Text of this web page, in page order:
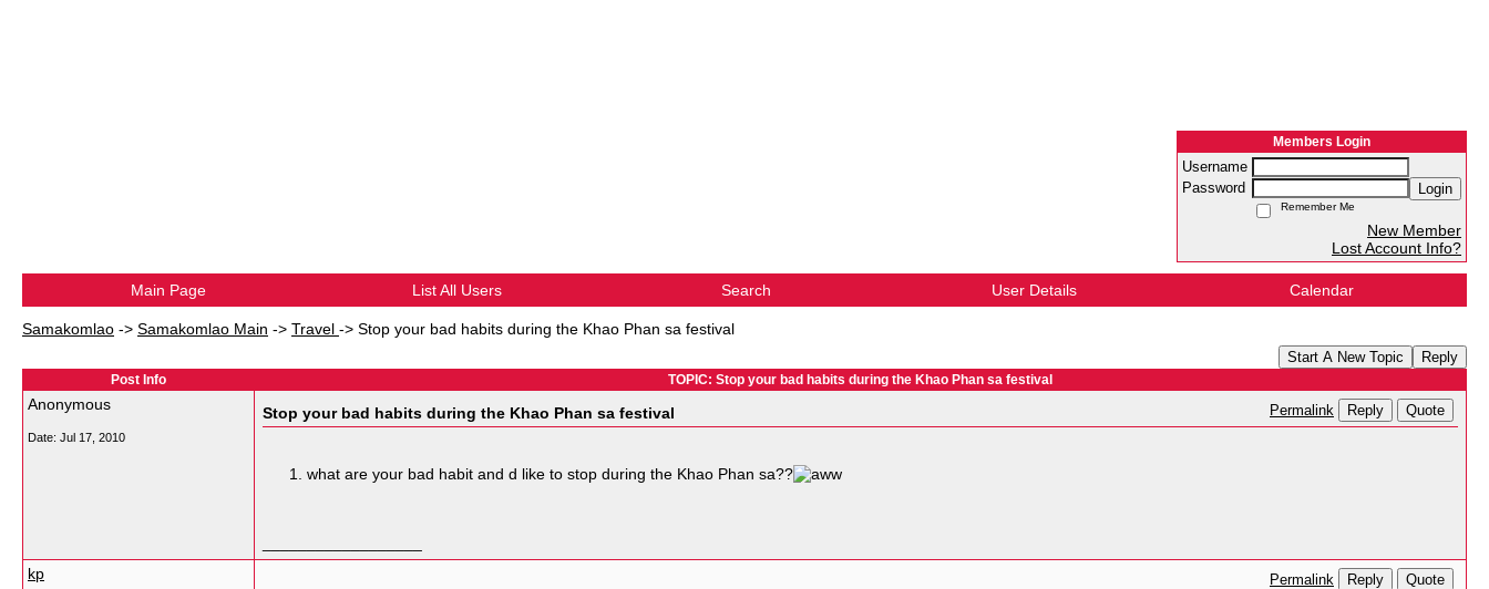
Members Login
Username
Password
Login
Remember Me
New Member
Lost Account Info?
Main Page List All Users Search User Details Calendar
Samakomlao -> Samakomlao Main -> Travel -> Stop your bad habits during the Khao Phan sa festival
Start A New Topic Reply
Post Info TOPIC: Stop your bad habits during the Khao Phan sa festival
Anonymous
Date: Jul 17, 2010
Stop your bad habits during the Khao Phan sa festival Permalink Reply Quote
what are your bad habit and d like to stop during the Khao Phan sa??
kp
Permalink Reply Quote